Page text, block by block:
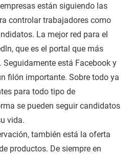
están siguiendo las
controlar trabajadores como
La mejor red para el
que es el portal que más
Seguidamente está Facebook y
filón importante. Sobre todo ya
para todo tipo de
se pueden seguir candidatos
vida.
también está la oferta
productos. De siempre en